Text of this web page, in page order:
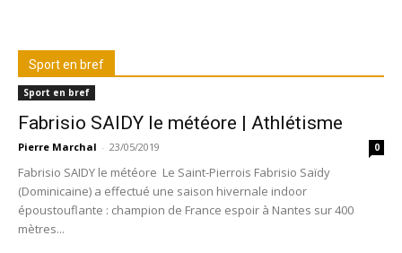
Sport en bref
Sport en bref
Fabrisio SAIDY le météore | Athlétisme
Pierre Marchal - 23/05/2019 0
Fabrisio SAIDY le météore Le Saint-Pierrois Fabrisio Saïdy
(Dominicaine) a effectué une saison hivernale indoor
époustouflante : champion de France espoir à Nantes sur 400
mètres...